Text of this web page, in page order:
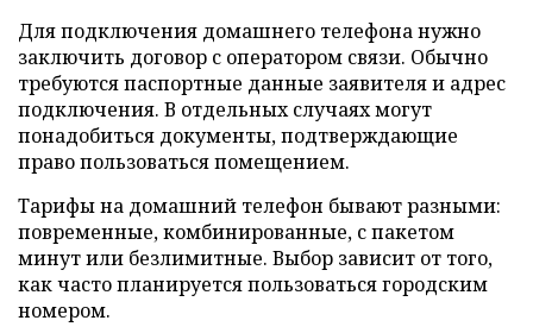
Для подключения домашнего телефона нужно
заключить договор с оператором связи. Обычно
требуются паспортные данные заявителя и адрес
подключения. В отдельных случаях могут
понадобиться документы, подтверждающие
право пользоваться помещением.
Тарифы на домашний телефон бывают разными:
повременные, комбинированные, с пакетом
минут или безлимитные. Выбор зависит от того,
как часто планируется пользоваться городским
номером.